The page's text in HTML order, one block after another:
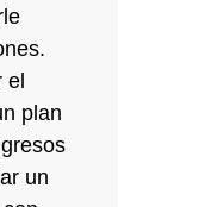
el
plan
un